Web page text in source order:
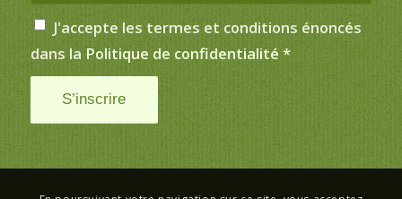
J'accepte les termes et conditions énoncés
dans la Politique de confidentialité *